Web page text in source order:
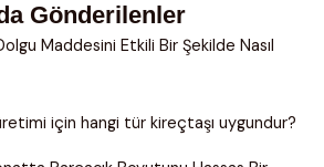
Gönderilenler
Maddesini Etkili Bir Şekilde Nasıl
için hangi tür kireçtaşı uygundur?